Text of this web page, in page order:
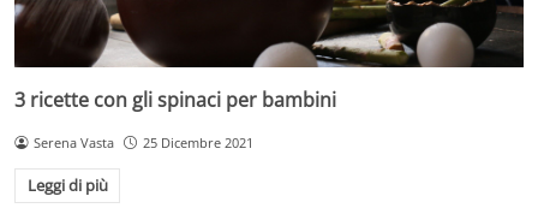
3 ricette con gli spinaci per bambini
Serena Vasta 25 Dicembre 2021
Leggi di più